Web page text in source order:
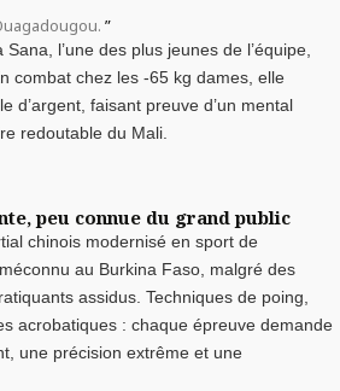
l’une des plus jeunes de l’équipe,
combat chez les -65 kg dames, elle
d’argent, faisant preuve d’un mental
redoutable du Mali.
peu connue du grand public
chinois modernisé en sport de
au Burkina Faso, malgré des
assidus. Techniques de poing,
acrobatiques : chaque épreuve demande
une précision extrême et une